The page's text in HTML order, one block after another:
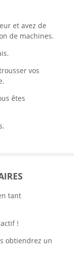
et avez de
de machines.
vos
êtes
tant
!
obtiendrez un